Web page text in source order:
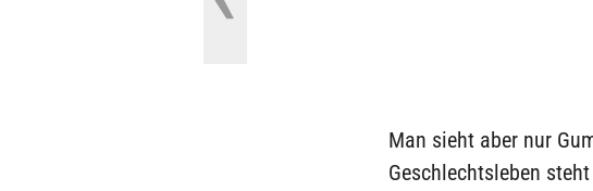
Man sieht aber nur
Geschlechtsleben